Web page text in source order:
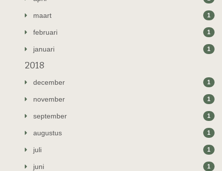
maart 1
februari 1
januari 1
2018
december 1
november 1
september 1
augustus 1
juli 1
juni 1